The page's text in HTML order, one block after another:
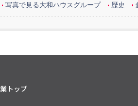
写真で見る大和ハウスグループ
歴史
トップ